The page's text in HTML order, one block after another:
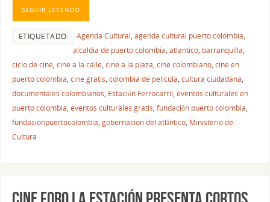
SEGUIR LEYENDO
ETIQUETADO Agenda Cultural, agenda cultural puerto colombia,
alcaldia de puerto colombia, atlantico, barranquilla,
ciclo de cine, cine a la calle, cine a la plaza, cine colombiano, cine en
puerto colombia, cine gratis, colombia de pelicula, cultura ciudadana,
documentales colombianos, Estación Ferrocarril, eventos culturales en
puerto colombia, eventos culturales gratis, fundación puerto colombia,
fundacionpuertocolombia, gobernacion del atlántico, Ministerio de
Cultura